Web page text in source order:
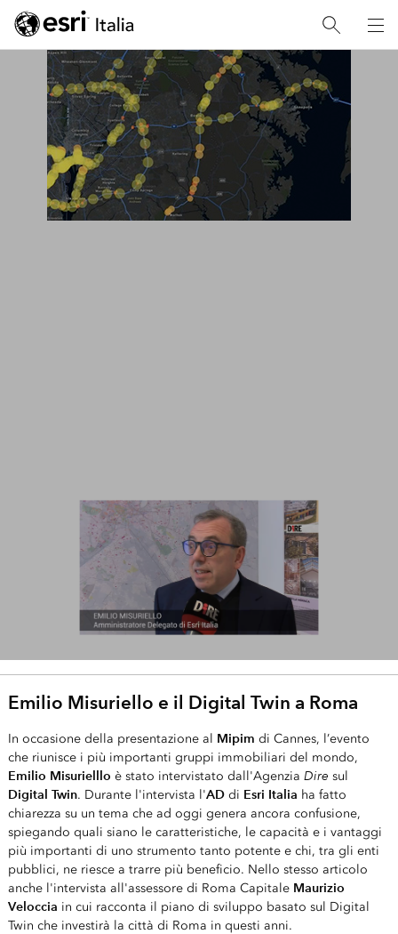
Emilio Misuriello e il Digital Twin a Roma
In occasione della presentazione al Mipim di Cannes, l’evento
che riunisce i più importanti gruppi immobiliari del mondo,
Emilio Misurielllo è stato intervistato dall'Agenzia Dire sul
Digital Twin. Durante l'intervista l'ADdi Esri Italia ha fatto
chiarezza su un tema che ad oggi genera ancora confusione,
spiegando quali siano le caratteristiche, le capacità e i vantaggi
più importanti di uno strumento tanto potente e chi, tra gli enti
pubblici, ne riesce a trarre più beneficio. Nello stesso articolo
anche l'intervista all'assessore di Roma Capitale Maurizio
Veloccia in cui racconta il piano di sviluppo basato sul Digital
Twin che investirà la città di Roma in questi anni.